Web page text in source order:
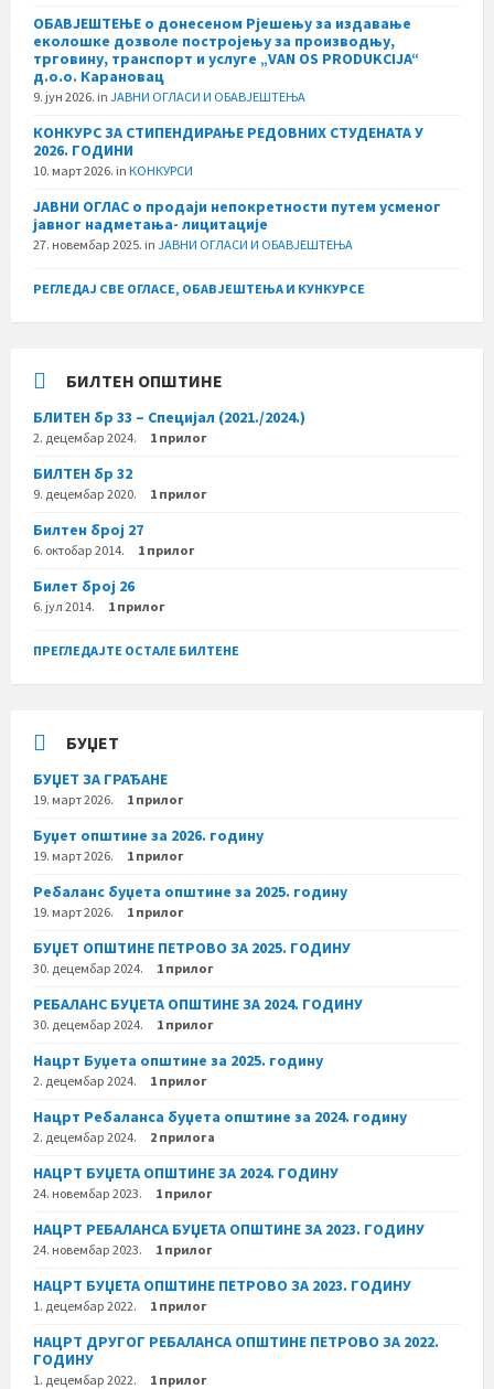
ОБАВЈЕШТЕЊЕ о донесеном Рјешењу за издавање
еколошке дозволе постројењу за производњу,
трговину, транспорт и услуге „VAN OS PRODUKCIJA“
д.о.о. Карановац
9. јун 2026. in ЈАВНИ ОГЛАСИ И ОБАВЈЕШТЕЊА
КОНКУРС ЗА СТИПЕНДИРАЊЕ РЕДОВНИХ СТУДЕНАТА У
2026. ГОДИНИ
10. март 2026. in КОНКУРСИ
ЈАВНИ ОГЛАС о продаји непокретности путем усменог
јавног надметања- лицитације
27. новембар 2025. in ЈАВНИ ОГЛАСИ И ОБАВЈЕШТЕЊА
РЕГЛЕДАЈ СВЕ ОГЛАСЕ, ОБАВЈЕШТЕЊА И КУНКУРСЕ
БИЛТЕН ОПШТИНЕ
БЛИТЕН бр 33 – Специјал (2021./2024.)
2. децембар 2024. 1 прилог
БИЛТЕН бр 32
9. децембар 2020. 1 прилог
Билтен број 27
6. октобар 2014. 1 прилог
Билет број 26
6. јул 2014. 1 прилог
ПРЕГЛЕДАЈТЕ ОСТАЛЕ БИЛТЕНЕ
БУЏЕТ
БУЏЕТ ЗА ГРАЂАНЕ
19. март 2026. 1 прилог
Буџет општине за 2026. годину
19. март 2026. 1 прилог
Ребаланс буџета општине за 2025. годину
19. март 2026. 1 прилог
БУЏЕТ ОПШТИНЕ ПЕТРОВО ЗА 2025. ГОДИНУ
30. децембар 2024. 1 прилог
РЕБАЛАНС БУЏЕТА ОПШТИНЕ ЗА 2024. ГОДИНУ
30. децембар 2024. 1 прилог
Нацрт Буџета општине за 2025. годину
2. децембар 2024. 1 прилог
Нацрт Ребаланса буџета општине за 2024. годину
2. децембар 2024. 2 прилога
НАЦРТ БУЏЕТА ОПШТИНЕ ЗА 2024. ГОДИНУ
24. новембар 2023. 1 прилог
НАЦРТ РЕБАЛАНСА БУЏЕТА ОПШТИНЕ ЗА 2023. ГОДИНУ
24. новембар 2023. 1 прилог
НАЦРТ БУЏЕТА ОПШТИНЕ ПЕТРОВО ЗА 2023. ГОДИНУ
1. децембар 2022. 1 прилог
НАЦРТ ДРУГОГ РЕБАЛАНСА ОПШТИНЕ ПЕТРОВО ЗА 2022.
ГОДИНУ
1. децембар 2022. 1 прилог